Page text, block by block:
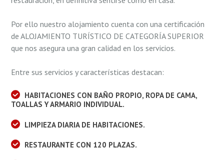
Por ello nuestro alojamiento cuenta con una certificación
de ALOJAMIENTO TURÍSTICO DE CATEGORÍA SUPERIOR
que nos asegura una gran calidad en los servicios.
Entre sus servicios y características destacan:
HABITACIONES CON BAÑO PROPIO, ROPA DE CAMA,
TOALLAS Y ARMARIO INDIVIDUAL.
LIMPIEZA DIARIA DE HABITACIONES.
RESTAURANTE CON 120 PLAZAS.